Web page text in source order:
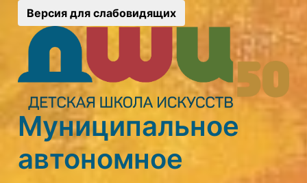
Версия для слабовидящих
Муниципальное
автономное